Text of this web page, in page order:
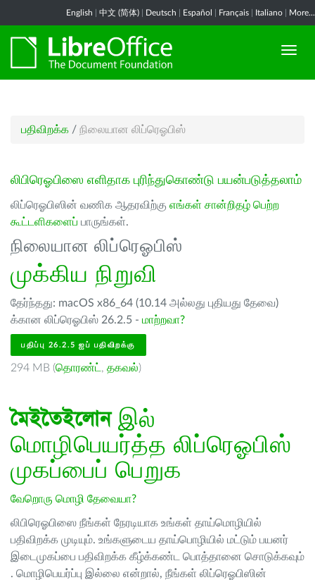
English 中文 (简体) Deutsch Español Français Italiano More...
பதிவிறக்க / நிலையான லிப்ரெஓபிஸ்
லிபிரெஓபிஸை எளிதாக புரிந்துகொண்டு பயன்படுத்தலாம்
லிப்ரெஓபிஸின் வணிக ஆதரவிற்கு எங்கள் சான்றிதழ் பெற்ற
கூட்டளிகளைப் பாருங்கள்.
நிலையான லிப்ரெஓபிஸ்
முக்கிய நிறுவி
தேர்ந்தது: macOS x86_64 (10.14 அல்லது புதியது தேவை)
க்கான லிப்ரெஓபிஸ் 26.2.5 - மாற்றவா?
பதிப்பு 26.2.5 ஐப் பதிவிறக்கு
294 MB (தொரண்ட் , தகவல்)
মৈইতৈইলোনஇல்
மொழிபெயர்த்த லிப்ரெஓபிஸ்
முகப்பைப் பெறுக
வேறொரு மொழி தேவையா?
லிபிரெஓபிஸை நீங்கள் நேரடியாக உங்கள் தாய்மொழியில்
பதிவிறக்க முடியும். உங்களுடைய தாய்பொழியில் மட்டும் பயனர்
இடைமுகப்பை பதிவிறக்க கீழ்க்கண்ட பொத்தானை சொடுக்கவும்
. மொழிபெயர்ப்பு இல்லை என்றால், நீங்கள் லிப்ரெஓபிஸின்